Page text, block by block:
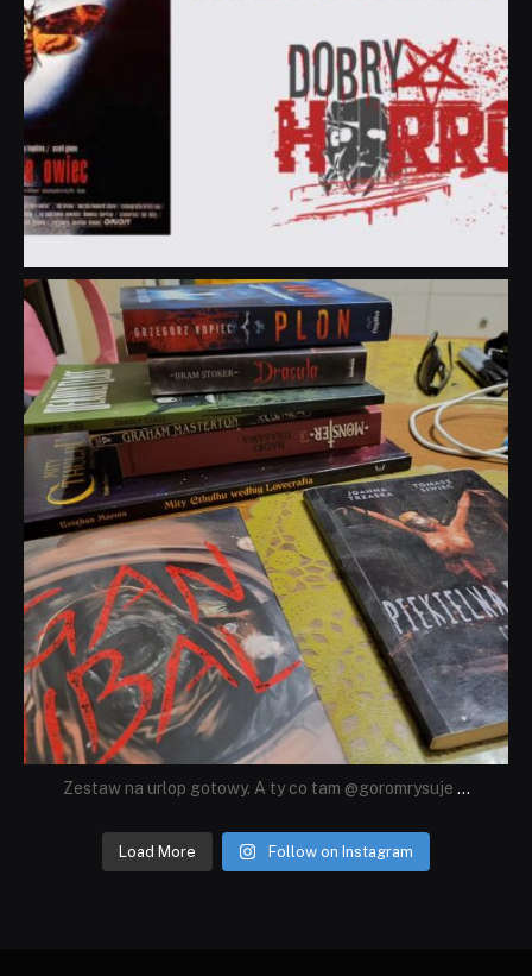
dobryhorror
Lip 31
Zestaw na urlop gotowy. A ty co tam @goromrysuje ...
Load More Follow on Instagram